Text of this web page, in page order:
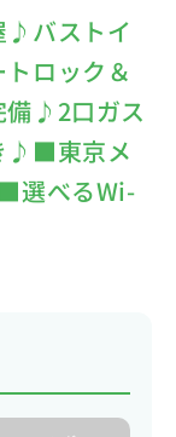
♪バストイ
ロック＆
備♪2口ガス
♪■東京メ
選べるWi-